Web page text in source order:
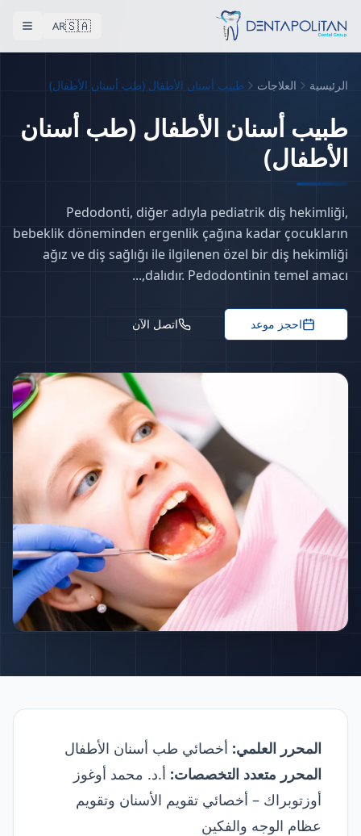
🇸🇦
AR
الرئيسية العلاجات طبيب أسنان الأطفال (طب أسنان الأطفال)
طبيب أسنان الأطفال (طب أسنان
الأطفال)
Pedodonti, diğer adıyla pediatrik diş hekimliği,
bebeklik döneminden ergenlik çağına kadar çocukların
ağız ve diş sağlığı ile ilgilenen özel bir diş hekimliği
dalıdır. Pedodontinin temel amacı,...
احجز موعد اتصل الآن
المحرر العلمي: أخصائي طب أسنان الأطفال
المحرر متعدد التخصصات: أ.د. محمد أوغوز
أوزتوبراك – أخصائي تقويم الأسنان وتقويم
عظام الوجه والفكين